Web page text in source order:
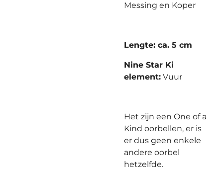
Messing en Koper
Lengte: ca. 5 cm
Nine Star Ki
element: Vuur
Het zijn een One of a
Kind oorbellen, er is
er dus geen enkele
andere oorbel
hetzelfde.